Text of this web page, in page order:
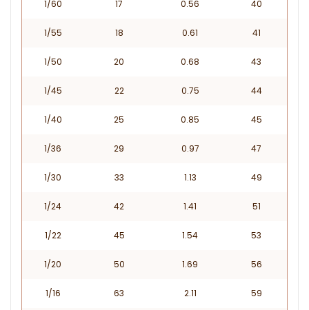
1/60 17 0.56 40
1/55 18 0.61 41
1/50 20 0.68 43
1/45 22 0.75 44
1/40 25 0.85 45
1/36 29 0.97 47
1/30 33 1.13 49
1/24 42 1.41 51
1/22 45 1.54 53
1/20 50 1.69 56
1/16 63 2.11 59